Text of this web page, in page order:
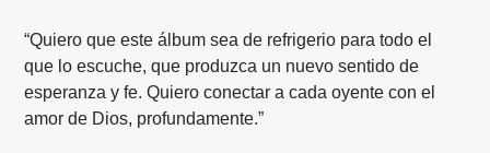
“Quiero que este álbum sea de refrigerio para todo el
que lo escuche, que produzca un nuevo sentido de
esperanza y fe. Quiero conectar a cada oyente con el
amor de Dios, profundamente.”